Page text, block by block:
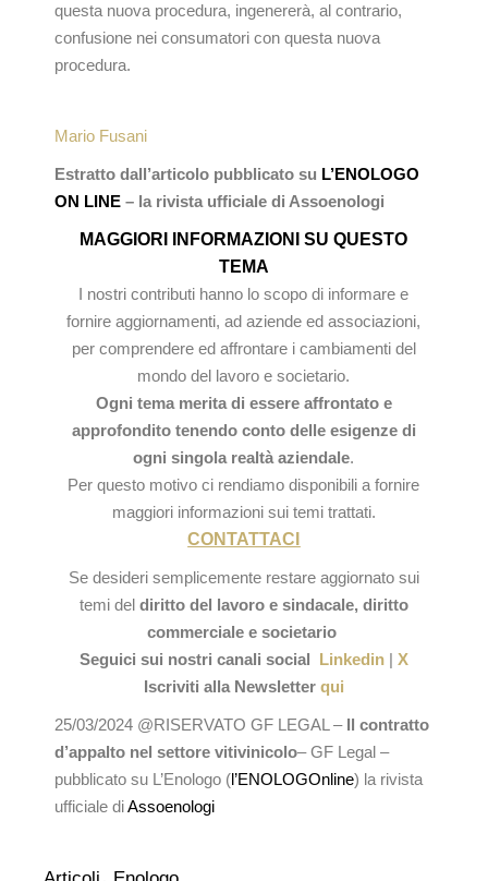
questa nuova procedura, ingenererà, al contrario,
confusione nei consumatori con questa nuova
procedura.
Mario Fusani
Estratto dall’articolo pubblicato su L’ENOLOGO
ON LINE – la rivista ufficiale di Assoenologi
MAGGIORI INFORMAZIONI SU QUESTO
TEMA
I nostri contributi hanno lo scopo di informare e
fornire aggiornamenti, ad aziende ed associazioni,
per comprendere ed affrontare i cambiamenti del
mondo del lavoro e societario.
Ogni tema merita di essere affrontato e
approfondito tenendo conto delle esigenze di
ogni singola realtà aziendale.
Per questo motivo ci rendiamo disponibili a fornire
maggiori informazioni sui temi trattati.
CONTATTACI
Se desideri semplicemente restare aggiornato sui
temi del diritto del lavoro e sindacale, diritto
commerciale e societario
Seguici sui nostri canali social Linkedin | X
Iscriviti alla Newsletter qui
25/03/2024 @RISERVATO GF LEGAL – Il contratto
d’appalto nel settore vitivinicolo– GF Legal –
pubblicato su L’Enologo (l’ENOLOGOnline) la rivista
ufficiale diAssoenologi